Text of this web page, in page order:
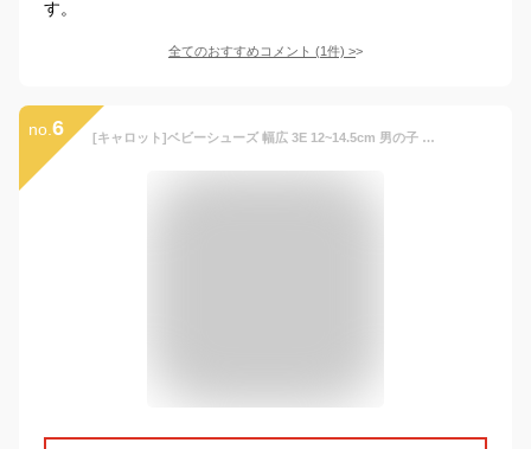
す。
全てのおすすめコメント (1件) >
no. 6 [キャロット]ベビーシューズ 幅広 3E 12~14.5cm 男の子 女の子 ベビー CR B120 ネイビー 14.0cm 3E